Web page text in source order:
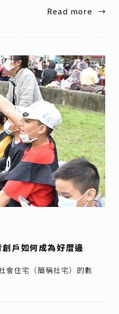
Read more
戶如何成為好厝邊
會住宅（簡稱社宅）的數